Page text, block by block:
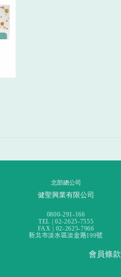
北部總公司
健聖興業有限公司
0800-291-166
TEL | 02-2625-7555
FAX | 02-2625-7966
新北市淡水區淡金路199號
會員條款